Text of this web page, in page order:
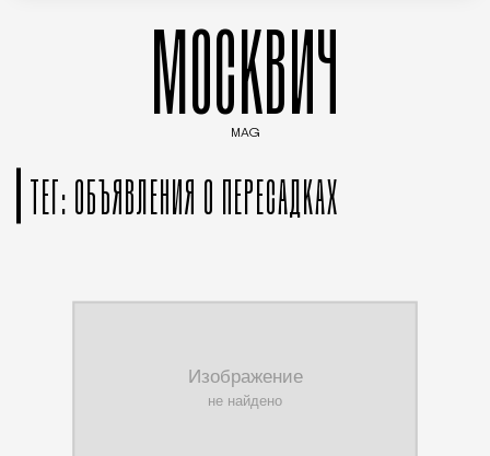
МОСКВИЧ
MAG
ТЕГ: ОБЪЯВЛЕНИЯ О ПЕРЕСАДКАХ